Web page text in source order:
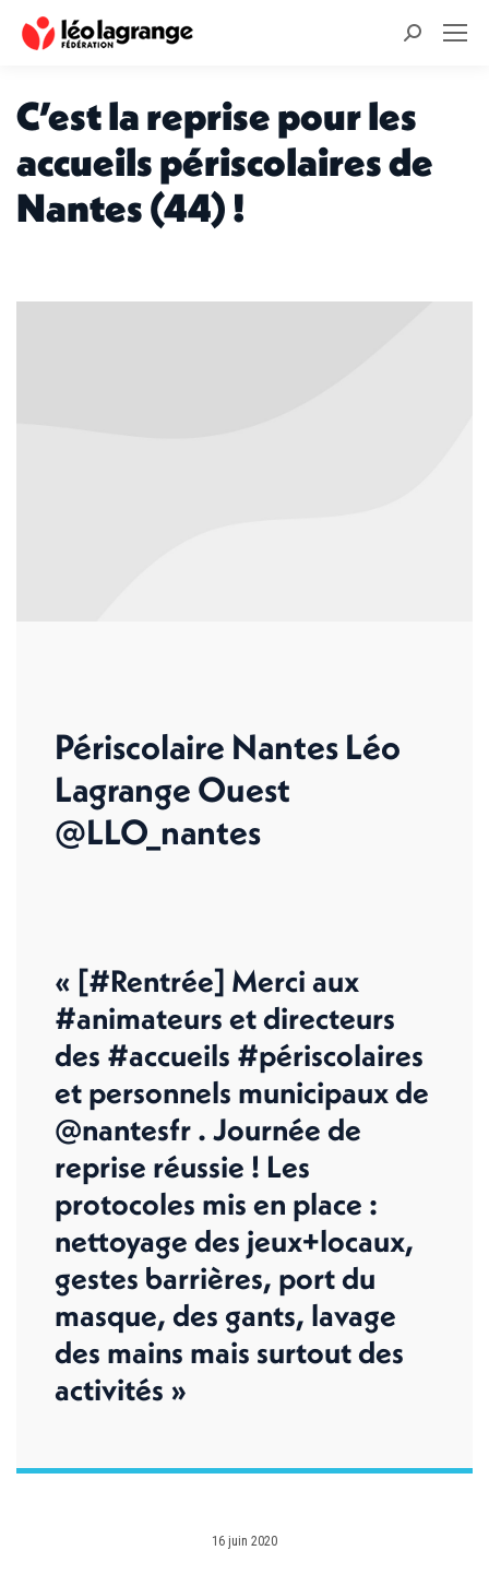
Recherche
C’est la reprise pour les
accueils périscolaires de
Nantes (44) !
Périscolaire Nantes Léo
Lagrange Ouest
@LLO_nantes
« [#Rentrée] Merci aux
#animateurs et directeurs
des #accueils #périscolaires
et personnels municipaux de
@nantesfr . Journée de
reprise réussie ! Les
protocoles mis en place :
nettoyage des jeux+locaux,
gestes barrières, port du
masque, des gants, lavage
des mains mais surtout des
activités »
16 juin 2020